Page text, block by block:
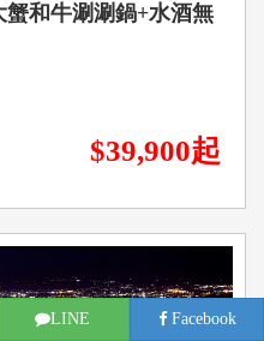
和牛涮涮鍋+水酒無
$39,900起
LINE Facebook